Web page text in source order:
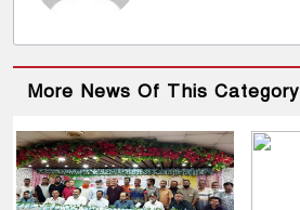
More News Of This Category